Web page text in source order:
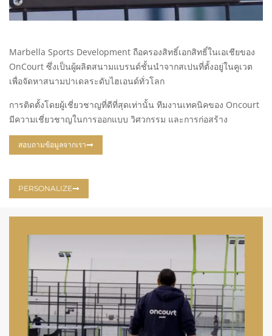
Marbella Sports Development ถือครองสิทธิ์เอกสิทธิ์ในเอเชียของ
OnCourt ซึ่งเป็นผู้ผลิตสนามแบรนด์ชั้นนำจากสเปนที่ตั้งอยู่ในคูเวต
เพื่อจัดหาสนามปาเดลระดับไฮเอนด์ทั่วโลก
การติดตั้งโดยผู้เชี่ยวชาญที่ดีที่สุดเท่านั้น ทีมงานเทคนิคของ Oncourt
มีความเชี่ยวชาญในการออกแบบ วิศวกรรม และการก่อสร้าง
สอบถามข้อมูลจากเรา
PERSONALIZE